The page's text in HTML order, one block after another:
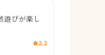
遊びが楽し
2.2